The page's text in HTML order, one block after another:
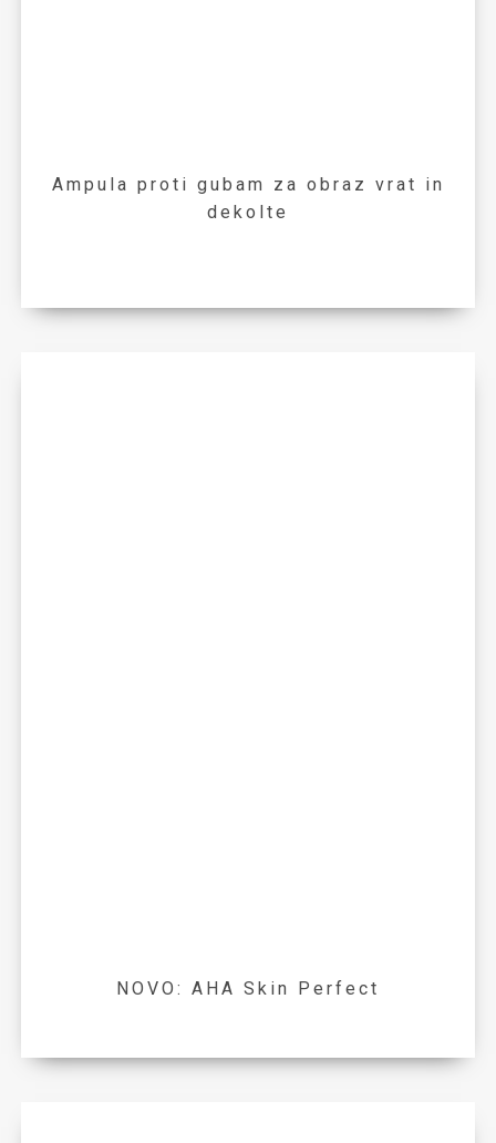
Ampula proti gubam za obraz vrat in
dekolte
NOVO: AHA Skin Perfect